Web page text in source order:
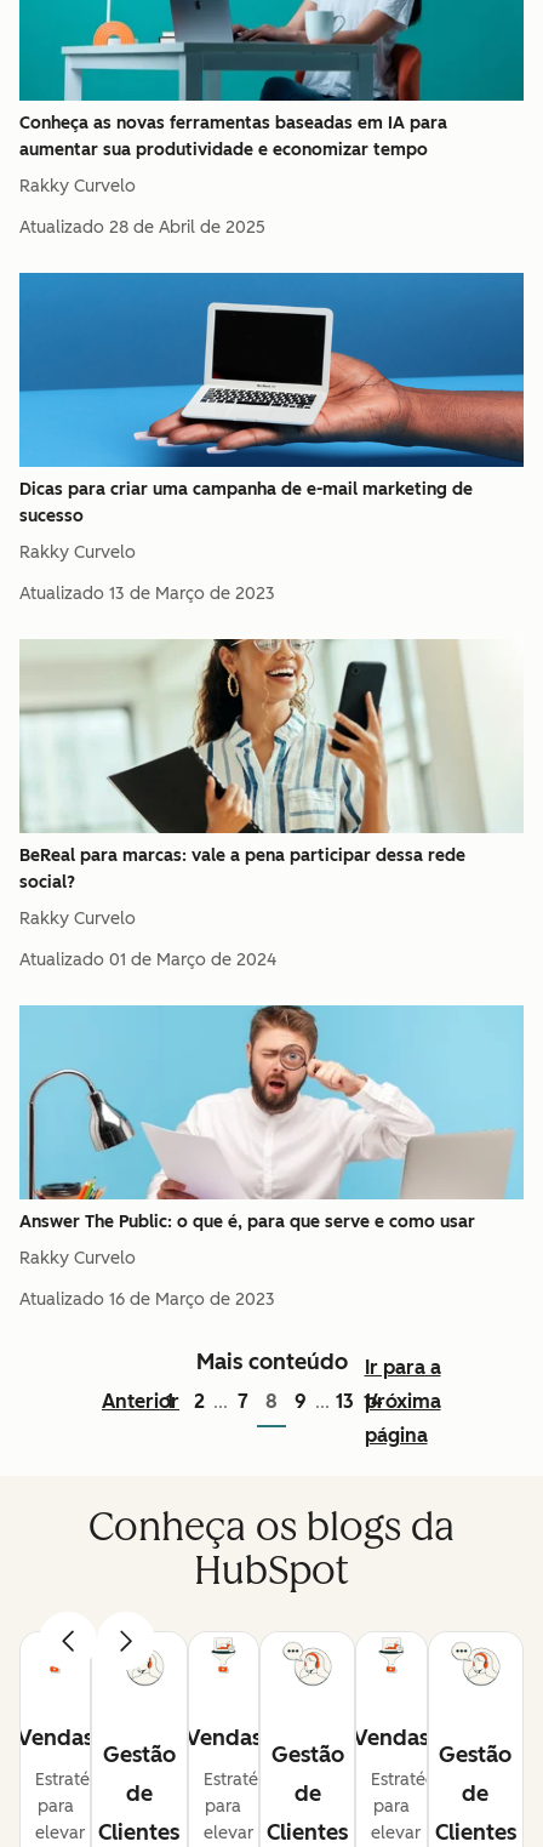
Conheça as novas ferramentas baseadas em IA para
aumentar sua produtividade e economizar tempo
Rakky Curvelo
Atualizado 28 de Abril de 2025
Dicas para criar uma campanha de e-mail marketing de
sucesso
Rakky Curvelo
Atualizado 13 de Março de 2023
BeReal para marcas: vale a pena participar dessa rede
social?
Rakky Curvelo
Atualizado 01 de Março de 2024
Answer The Public: o que é, para que serve e como usar
Rakky Curvelo
Atualizado 16 de Março de 2023
Mais conteúdo
Anterior
1 2 ... 7 8 9 ... 13 14
Ir para a
próxima
página
Conheça os blogs da
HubSpot
Vendas
Estratégias
para
elevar
Gestão
de
Clientes
Vendas
Estratégias
para
elevar
Gestão
de
Clientes
Vendas
Estratégias
para
elevar
Gestão
de
Clientes